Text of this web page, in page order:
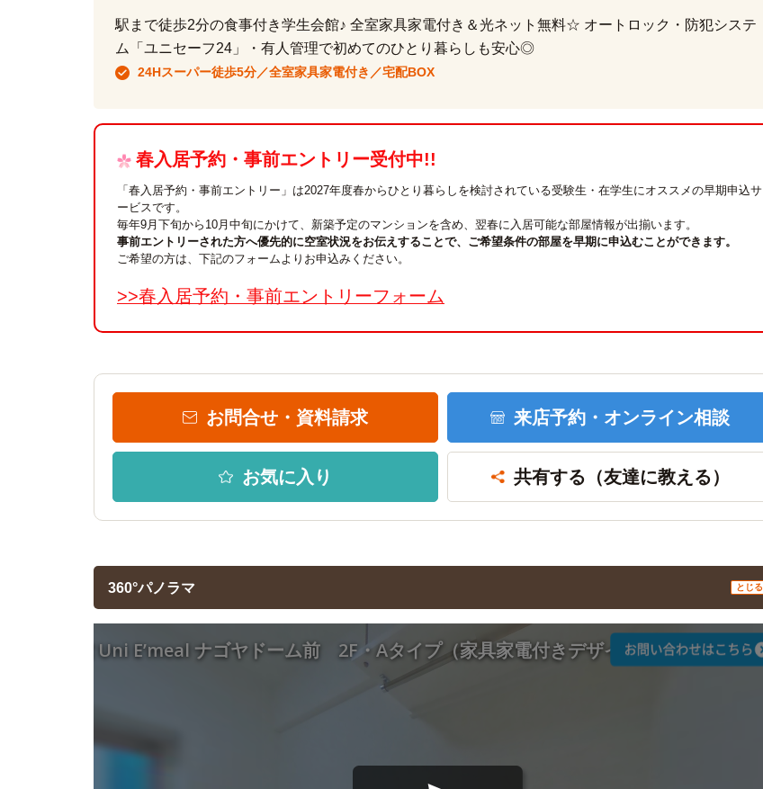
駅まで徒歩2分の食事付き学生会館♪ 全室家具家電付き＆光ネット無料☆ オートロック・防犯システ
ム「ユニセーフ24」・有人管理で初めてのひとり暮らしも安心◎
24Hスーパー徒歩5分／全室家具家電付き／宅配BOX
春入居予約・事前エントリー受付中!!
「春入居予約・事前エントリー」は2027年度春からひとり暮らしを検討されている受験生・在学生にオススメの早期申込サ
ービスです。
毎年9月下旬から10月中旬にかけて、新築予定のマンションを含め、翌春に入居可能な部屋情報が出揃います。
事前エントリーされた方へ優先的に空室状況をお伝えすることで、ご希望条件の部屋を早期に申込むことができます。
ご希望の方は、下記のフォームよりお申込みください。
>>春入居予約・事前エントリーフォーム
お問合せ・資料請求 来店予約・ オンライン相談
お気に入り 共有する （友達に教える）
360°パノラマ とじる